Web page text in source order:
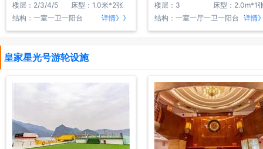
楼层：2/3/4/5
床型：1.0米*2张
结构：一室一卫一阳台
详情》》
楼层：3
床型：2.0m*1
结构：一室一厅一卫一阳台 详情
皇家星光号游轮设施